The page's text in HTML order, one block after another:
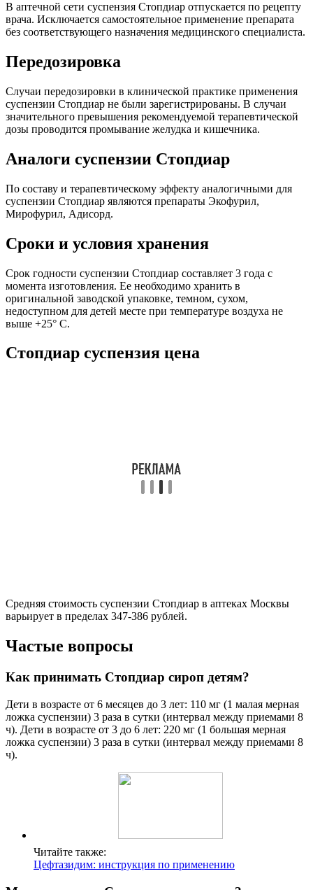
В аптечной сети суспензия Стопдиар отпускается по рецепту
врача. Исключается самостоятельное применение препарата
без соответствующего назначения медицинского специалиста.
Передозировка
Случаи передозировки в клинической практике применения
суспензии Стопдиар не были зарегистрированы. В случаи
значительного превышения рекомендуемой терапевтической
дозы проводится промывание желудка и кишечника.
Аналоги суспензии Стопдиар
По составу и терапевтическому эффекту аналогичными для
суспензии Стопдиар являются препараты Экофурил,
Мирофурил, Адисорд.
Сроки и условия хранения
Срок годности суспензии Стопдиар составляет 3 года с
момента изготовления. Ее необходимо хранить в
оригинальной заводской упаковке, темном, сухом,
недоступном для детей месте при температуре воздуха не
выше +25° С.
Стопдиар суспензия цена
Средняя стоимость суспензии Стопдиар в аптеках Москвы
варьирует в пределах 347-386 рублей.
Частые вопросы
Как принимать Стопдиар сироп детям?
Дети в возрасте от 6 месяцев до 3 лет: 110 мг (1 малая мерная
ложка суспензии) 3 раза в сутки (интервал между приемами 8
ч). Дети в возрасте от 3 до 6 лет: 220 мг (1 большая мерная
ложка суспензии) 3 раза в сутки (интервал между приемами 8
ч).
Читайте также:
Цефтазидим: инструкция по применению